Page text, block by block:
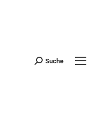
Search:
Suche